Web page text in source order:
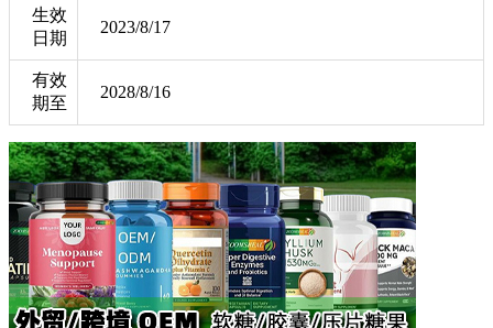
生效
日期
2023/8/17
有效
期至
2028/8/16